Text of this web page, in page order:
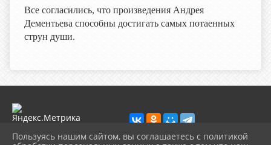
Все согласились, что произведения Андрея
Дементьева способны достигать самых потаенных
струн души.
Пользуясь нашим сайтом, вы соглашаетесь с политикой